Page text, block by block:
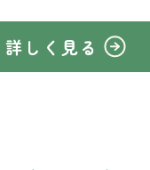
詳しく見る